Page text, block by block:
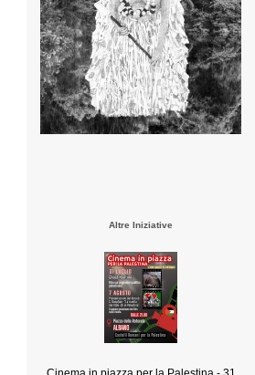
Altre Iniziative